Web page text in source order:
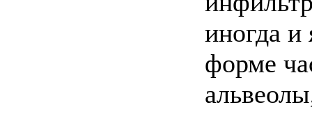
иногда и
форме